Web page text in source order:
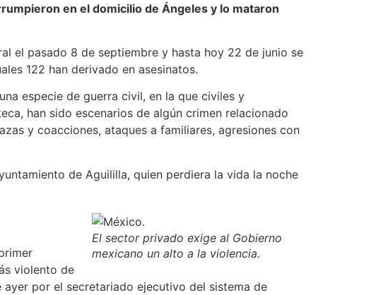
en el domicilio de Ángeles y lo mataron
el pasado 8 de septiembre y hasta hoy 22 de junio se
122 han derivado en asesinatos.
especie de guerra civil, en la que civiles y
han sido escenarios de algún crimen relacionado
y coacciones, ataques a familiares, agresiones con
de Aguililla, quien perdiera la vida la noche
El sector privado exige al Gobierno
mexicano un alto a la violencia.
violento de
por el secretariado ejecutivo del sistema de